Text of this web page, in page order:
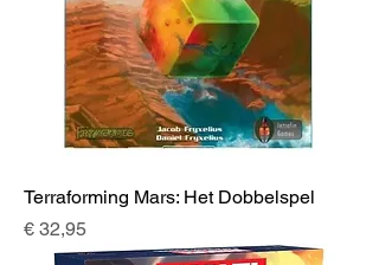
Terraforming Mars: Het Dobbelspel
Prijs
€ 32,95